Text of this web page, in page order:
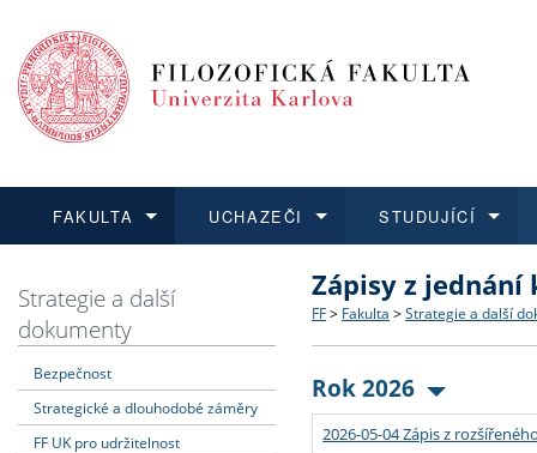
FAKULTA
Dozvědět se více
Struktura a historie
Strategie a další
Podpora a benefity pro
UCHAZEČI
Podat přihlášku
Co studovat a jak se
Učitelské studijní
Informace k průběhu
STUDUJÍCÍ
Dozvědět se více
Bakalářské a magisterské
Doktorské studium
Rigorózní řízení
Dozvědět se více
O vědě a výzkumu na FF
Akademické kvalifikace
Granty a projekty
Dozvědět se více
Aktuální nabídky a
Vyjíždějící studenti
Přijíždějící studenti
Strategie a další
dokumenty
Bezpečnost
Strategické a dlouhodobé záměry
FF UK pro udržitelnost
Zápisy z jednání
FF > Fakulta > Strategie a další
Rok 2026
2026-05-04 Zápis z